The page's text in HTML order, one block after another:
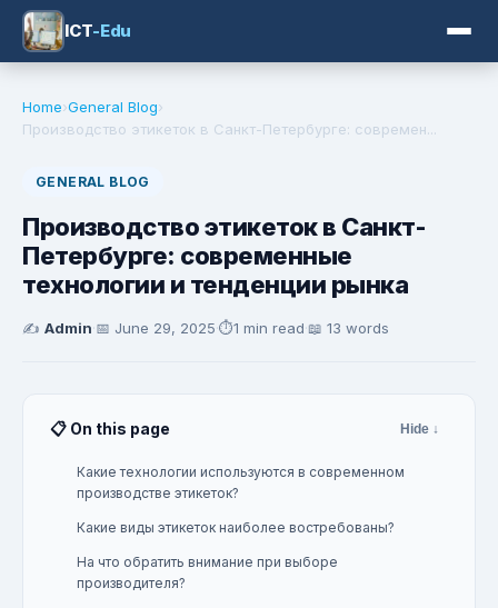
ICT-Edu
Home›General Blog›
Производство этикеток в Санкт-Петербурге: современ...
GENERAL BLOG
Производство этикеток в Санкт-
Петербурге: современные
технологии и тенденции рынка
✍️ Admin·📅 June 29, 2025·⏱️1 min read·📖 13 words
📋 On this page Hide ↓
Какие технологии используются в современном
производстве этикеток?
Какие виды этикеток наиболее востребованы?
На что обратить внимание при выборе
производителя?